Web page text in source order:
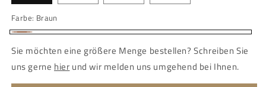
Farbe: Braun
Sie möchten eine größere Menge bestellen? Schreiben Sie
uns gerne hier und wir melden uns umgehend bei Ihnen.